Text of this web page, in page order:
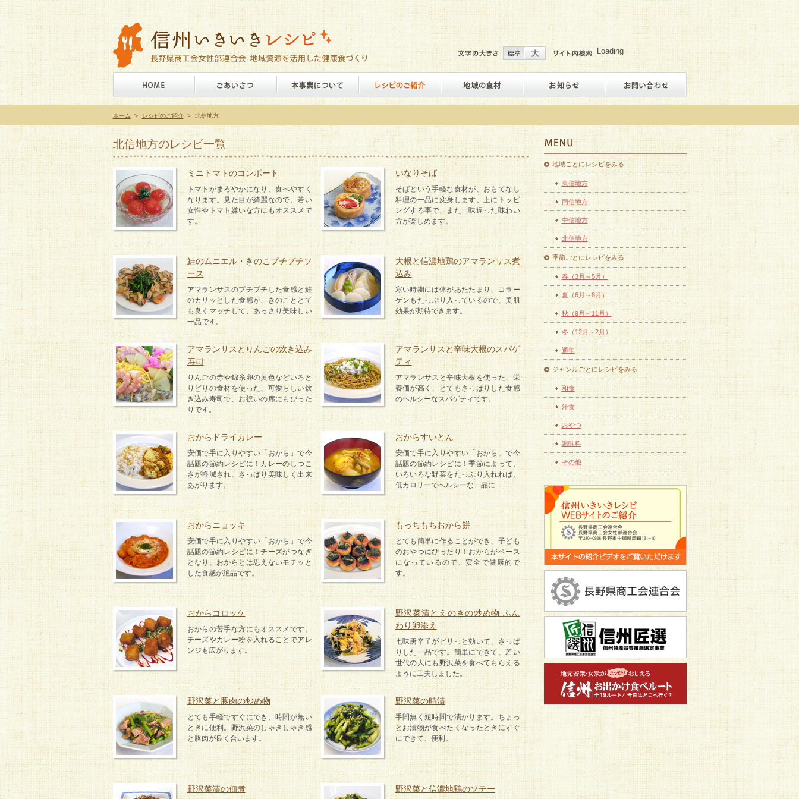
Loading
ホーム > レシピのご紹介 > 北信地方
北信地方のレシピ一覧
ミニトマトのコンポート
トマトがまろやかになり、食べやすく
なります。見た目が綺麗なので、若い
女性やトマト嫌いな方にもオススメで
す。
いなりそば
そばという手軽な食材が、おもてなし
料理の一品に変身します。上にトッピ
ングする事で、また一味違った味わい
方が楽しめます。
鮭のムニエル・きのこプチプチソ
ース
アマランサスのプチプチした食感と鮭
のカリッとした食感が、きのこととて
も良くマッチして、あっさり美味しい
一品です。
大根と信濃地鶏のアマランサス煮
込み
寒い時期には体があたたまり、コラー
ゲンもたっぷり入っているので、美肌
効果が期待できます。
アマランサスとりんごの炊き込み
寿司
りんごの赤や錦糸卵の黄色などいろと
りどりの食材を使った、可愛らしい炊
き込み寿司で、お祝いの席にもぴった
りです。
アマランサスと辛味大根のスパゲ
ティ
アマランサスと辛味大根を使った、栄
養価が高く、とてもさっぱりした食感
のヘルシーなスパゲティです。
おからドライカレー
安価で手に入りやすい「おから」で今
話題の節約レシピに！カレーのしつこ
さが軽減され、さっぱり美味しく出来
あがります。
おからすいとん
安価で手に入りやすい「おから」で今
話題の節約レシピに！季節によって、
いろいろな野菜をたっぷり入れれば、
低カロリーでヘルシーな一品に...
おからニョッキ
安価で手に入りやすい「おから」で今
話題の節約レシピに！チーズがつなぎ
となり、おからとは思えないモチッと
した食感が絶品です。
もっちもちおから餅
とても簡単に作ることができ、子ども
のおやつにぴったり！おからがベース
になっているので、安全で健康的で
す。
おからコロッケ
おからの苦手な方にもオススメです。
チーズやカレー粉を入れることでアレ
ンジも広がります。
野沢菜漬とえのきの炒め物 ふん
わり卵添え
七味唐辛子がピリっと効いて、さっぱ
りした一品です。簡単にできて、若い
世代の人にも野沢菜を食べてもらえる
ように工夫しました。
野沢菜と豚肉の炒め物
とても手軽ですぐにでき、時間が無い
ときに便利。野沢菜のしゃきしゃき感
と豚肉が良く合います。
野沢菜の時漬
手間無く短時間で漬かります。ちょっ
とお漬物が食べたくなったときにすぐ
にできて、便利。
野沢菜漬の佃煮 野沢菜と信濃地鶏のソテー
地域ごとにレシピをみる
東信地方
南信地方
中信地方
北信地方
季節ごとにレシピをみる
春（3月～5月）
夏（6月～8月）
秋（9月～11月）
冬（12月～2月）
通年
ジャンルごとにレシピをみる
和食
洋食
おやつ
調味料
その他